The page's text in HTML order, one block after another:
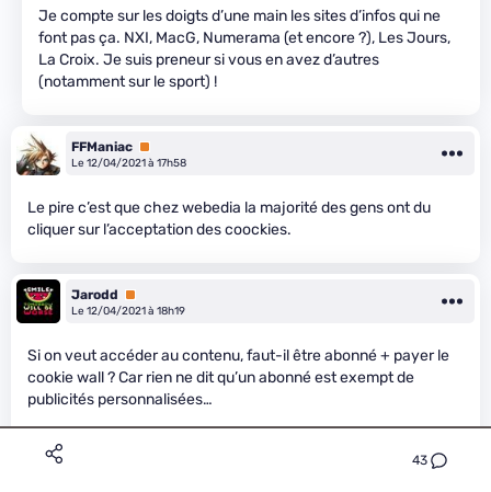
43
Je compte sur les doigts d’une main les sites d’infos qui ne
font pas ça. NXI, MacG, Numerama (et encore ?), Les Jours,
La Croix. Je suis preneur si vous en avez d’autres
(notamment sur le sport) !
FFManiac Premium
Le 12/04/2021 à 17h58
Le pire c’est que chez webedia la majorité des gens ont du
cliquer sur l’acceptation des coockies.
Jarodd
Premium
Le 12/04/2021 à 18h19
Si on veut accéder au contenu, faut-il être abonné + payer le
cookie wall ? Car rien ne dit qu’un abonné est exempt de
publicités personnalisées…
Sur mobile Firefox Focus fait l’affaire. Un clic pour accepter